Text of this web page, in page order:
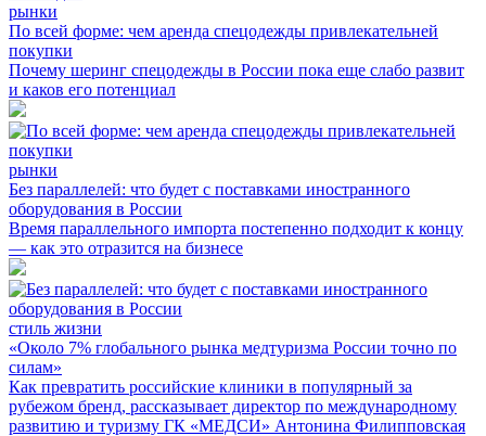
рынки
По всей форме: чем аренда спецодежды привлекательней
покупки
Почему шеринг спецодежды в России пока еще слабо развит
и каков его потенциал
рынки
Без параллелей: что будет с поставками иностранного
оборудования в России
Время параллельного импорта постепенно подходит к концу
— как это отразится на бизнесе
стиль жизни
«Около 7% глобального рынка медтуризма России точно по
силам»
Как превратить российские клиники в популярный за
рубежом бренд, рассказывает директор по международному
развитию и туризму ГК «МЕДСИ» Антонина Филипповская